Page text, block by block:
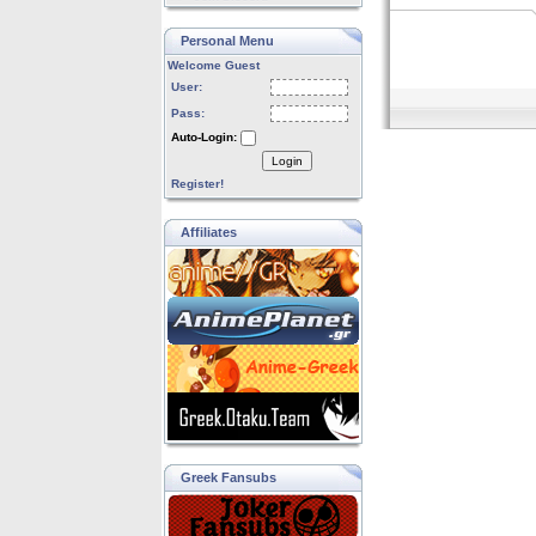
Personal Menu
Welcome Guest
User:
Pass:
Auto-Login:
Login
Register!
Affiliates
Greek Fansubs